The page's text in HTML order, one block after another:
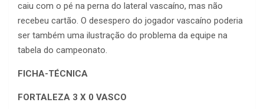
caiu com o pé na perna do lateral vascaíno, mas não
recebeu cartão. O desespero do jogador vascaíno poderia
ser também uma ilustração do problema da equipe na
tabela do campeonato.
FICHA-TÉCNICA
FORTALEZA 3 X 0 VASCO